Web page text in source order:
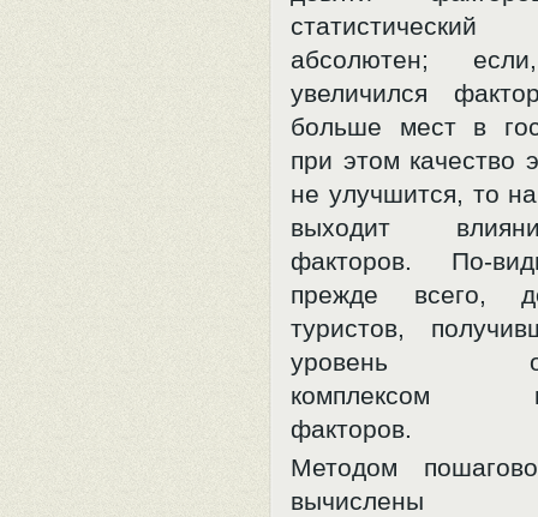
абсолютен;
увеличился
больше мест в
при этом качество
не улучшится, то
выходит
факторов. По-
прежде всего,
туристов,
уровень
комплексом
факторов.
Методом
вычислены